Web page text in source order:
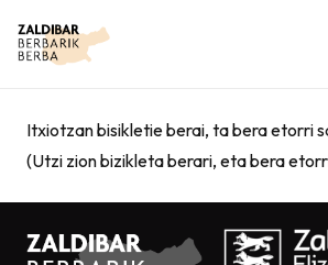
Itxiotzan bisikletie berai, ta bera etorri
(Utzi zion bizikleta berari, eta bera